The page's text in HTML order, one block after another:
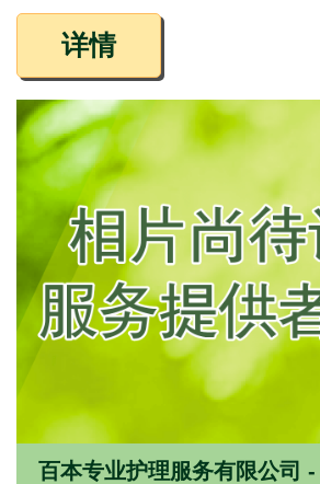
详情
百本专业护理服务有限公司